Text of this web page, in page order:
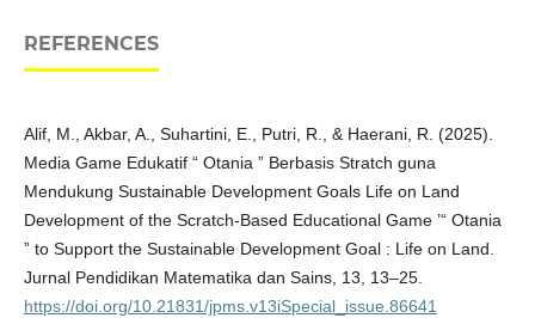
REFERENCES
Alif, M., Akbar, A., Suhartini, E., Putri, R., & Haerani, R. (2025).
Media Game Edukatif “ Otania ” Berbasis Stratch guna
Mendukung Sustainable Development Goals Life on Land
Development of the Scratch-Based Educational Game ’“ Otania
” to Support the Sustainable Development Goal : Life on Land.
Jurnal Pendidikan Matematika dan Sains, 13, 13–25.
https://doi.org/10.21831/jpms.v13iSpecial_issue.86641